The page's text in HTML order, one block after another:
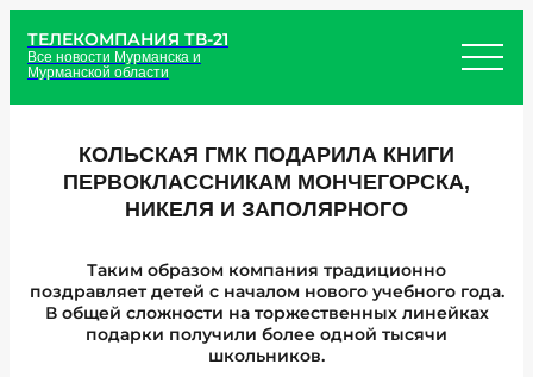
ТЕЛЕКОМПАНИЯ ТВ-21
Все новости Мурманска и
Мурманской области
КОЛЬСКАЯ ГМК ПОДАРИЛА КНИГИ
ПЕРВОКЛАССНИКАМ МОНЧЕГОРСКА,
НИКЕЛЯ И ЗАПОЛЯРНОГО
Таким образом компания традиционно
поздравляет детей с началом нового учебного года.
В общей сложности на торжественных линейках
подарки получили более одной тысячи
школьников.